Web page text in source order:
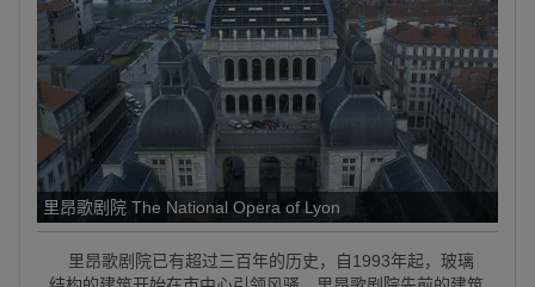
里昂歌剧院 The National Opera of Lyon
里昂歌剧院已有超过三百年的历史，自1993年起，玻璃